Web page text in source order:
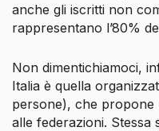
anche gli iscritti non
rappresentano l’80%
Non dimentichiamoci,
Italia è quella
persone), che
alle federazioni. Stessa